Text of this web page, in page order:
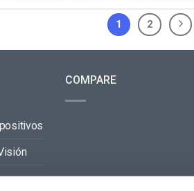
1 2
COMPARE